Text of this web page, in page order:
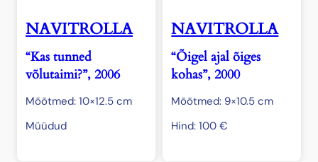
NAVITROLLA
“Kas tunned
võlutaimi?”, 2006
Mõõtmed: 10×12.5 cm
Müüdud
NAVITROLLA
“Õigel ajal õiges
kohas”, 2000
Mõõtmed: 9×10.5 cm
Hind:100€